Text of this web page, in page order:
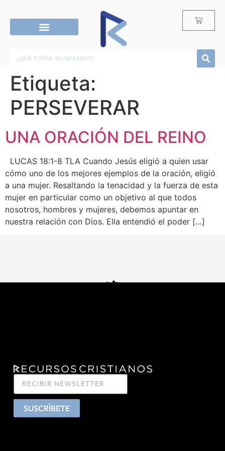
Etiqueta:
PERSEVERAR
UNA ORACIÓN DEL REINO
LUCAS 18:1-8 TLA Cuando Jesús eligió a quien usar
cómo uno de los mejores ejemplos de la oración, eligió
a una mujer. Resaltando la tenacidad y la fuerza de esta
mujer en particular como un objetivo al que todos
nosotros, hombres y mujeres, debemos apuntar en
nuestra relación con Dios. Ella entendió el poder […]
SUSCRÍBETE